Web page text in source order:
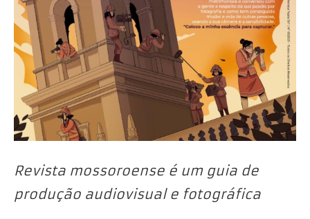
Revista mossoroense é um guia de
produção audiovisual e fotográfica